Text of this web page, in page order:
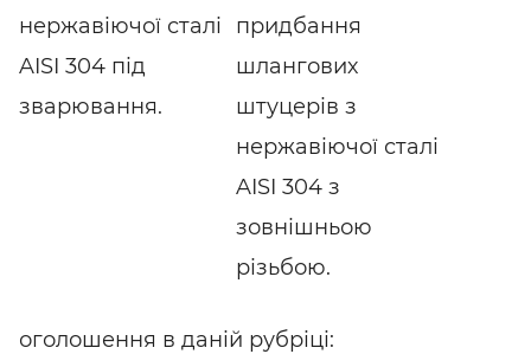
нержавіючої сталі
AISI 304 під
зварювання.
придбання
шлангових
штуцерів з
нержавіючої сталі
AISI 304 з
зовнішньою
різьбою.
оголошення в даній рубріці: